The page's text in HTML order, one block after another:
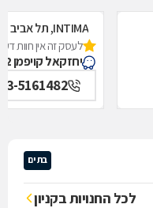
INTIMA, תל אביב
לעסק זה אין חוות
יחזקאל קויפמן 2, תל אביב
5161482
בת ים
לכל החנויות בקניון